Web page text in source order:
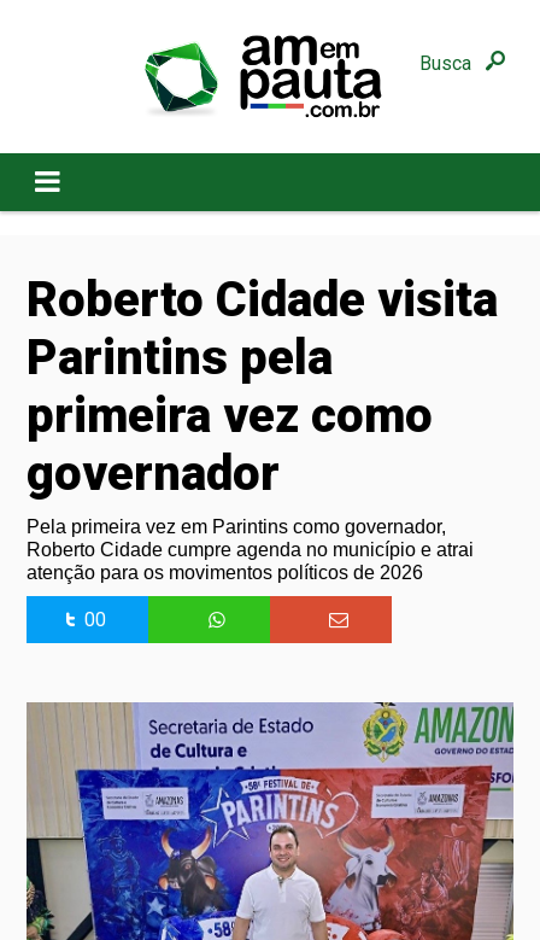
Busca
Roberto Cidade visita
Parintins pela
primeira vez como
governador
Pela primeira vez em Parintins como governador,
Roberto Cidade cumpre agenda no município e atrai
atenção para os movimentos políticos de 2026
00